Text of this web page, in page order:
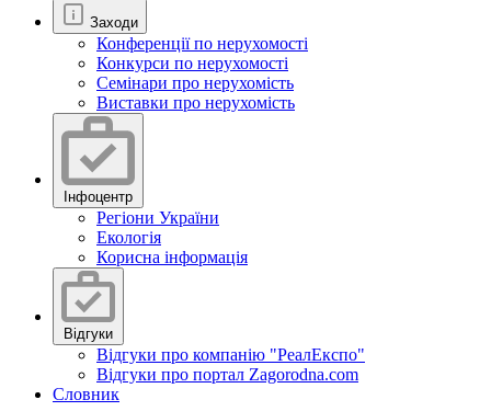
Заходи
Конференції по нерухомості
Конкурси по нерухомості
Семінари про нерухомість
Виставки про нерухомість
Інфоцентр
Регіони України
Екологія
Корисна інформація
Відгуки
Відгуки про компанію "РеалЕкспо"
Відгуки про портал Zagorodna.com
Словник